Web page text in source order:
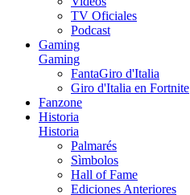
TV Oficiales
Podcast
Gaming
Gaming
FantaGiro d'Italia
Giro d'Italia en Fortnite
Fanzone
Historia
Historia
Palmarés
Sìmbolos
Hall of Fame
Ediciones Anteriores